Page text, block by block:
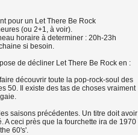
pour un Let There Be Rock
(ou 2+1, à voir).
horaire à determiner : 20h-23h
si besoin.
de décliner Let There Be Rock en :
découvrir toute la pop-rock-soul des
50. Il existe des tas de choses vraiment
saisons précédentes. Un titre doit avoir
A ceci près que la fourchette ira de 1970
60's'.